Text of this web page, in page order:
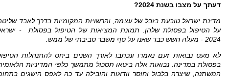
דעתך על מצבו בשנת 2024?
מדינת ישראל טובעת בזבל של עצמה, והרשויות המקומיות בדרך לאבד
על הטיפול בפסולת שלהן. תמונת המציאות של הטיפול בפסולת -
2024 - מעלה חשש כבד שאנו על סף משבר סביבתי של ממש.
לא מעט נבואות זעם נאמרו ונכתבו לאורך השנים ביחס להתנהלות
בפסולת במדינה. נבואות אלה ביטאו תסכול מתמשך כלפי המדיניות
המשתנה, שיצרה בלבול וחוסר וודאות והובילה עד כה לאפס הישגים